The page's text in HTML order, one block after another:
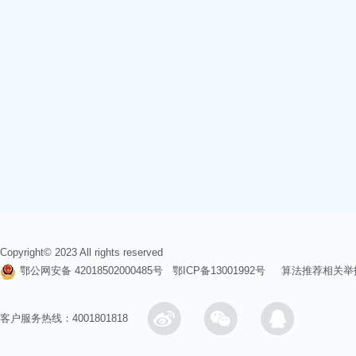
Copyright© 2023 All rights reserved
鄂公网安备 42018502000485号
鄂ICP备13001992号 算法推荐相关举
客户服务热线：4001801818